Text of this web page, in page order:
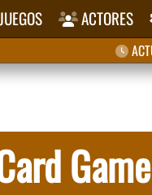
JUEGOS ACTORES
Game